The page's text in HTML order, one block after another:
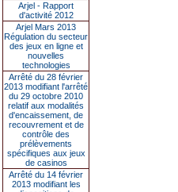
Arjel - Rapport
d'activité 2012
Arjel Mars 2013
Régulation du secteur
des jeux en ligne et
nouvelles
technologies
Arrêté du 28 février
2013 modifiant l'arrêté
du 29 octobre 2010
relatif aux modalités
d'encaissement, de
recouvrement et de
contrôle des
prélèvements
spécifiques aux jeux
de casinos
Arrêté du 14 février
2013 modifiant les